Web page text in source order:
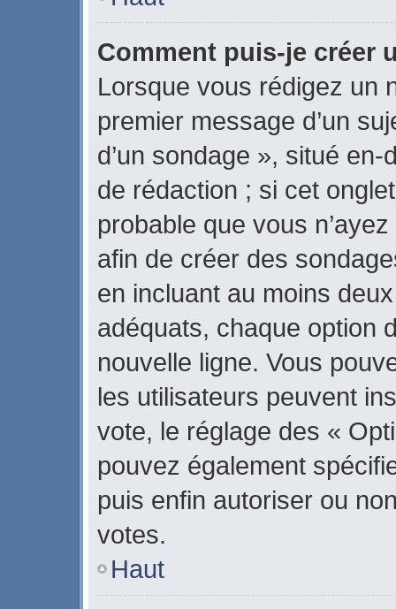
Comment puis-je créer
Lorsque vous rédigez un
premier message d’un
d’un sondage », situé
de rédaction ; si cet
probable que vous
afin de créer des
en incluant au moins
adéquats, chaque option
nouvelle ligne. Vous
les utilisateurs peuvent
vote, le réglage des «
pouvez également
puis enfin autoriser ou
votes.
Haut